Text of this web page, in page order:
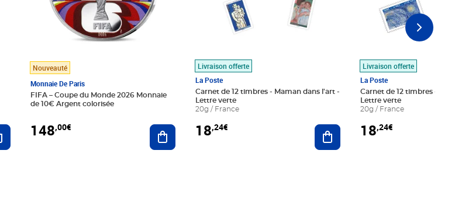
Ajouter au panier
Nouveauté
Monnaie De Paris
FIFA – Coupe du Monde 2026 Monnaie
de 10€ Argent colorisée
148,00€ Ajouter au panier
Livraison offerte
La Poste
Carnet de 12 timbres - Maman dans l'art -
Lettre verte
20g / France
18,24€ Ajouter au panier
Livraison offerte
La Poste
Carnet de 12 timbres - Le
Lettre verte
20g / France
18,24€